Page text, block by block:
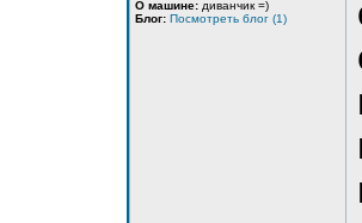
О машине: диванчик =)
Блог: Посмотреть блог (1)